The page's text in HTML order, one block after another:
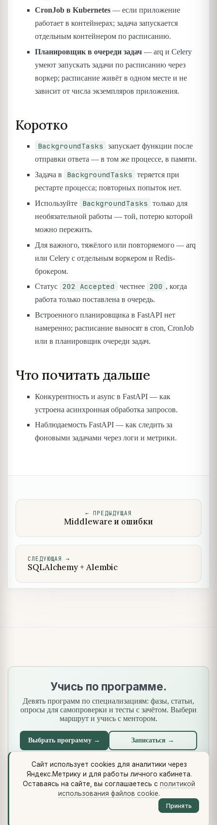
CronJob в Kubernetes — если приложение
работает в контейнерах; задача запускается
отдельным контейнером по расписанию.
Планировщик в очереди задач — arq и Celery
умеют запускать задачи по расписанию через
воркер; расписание живёт в одном месте и не
зависит от числа экземпляров приложения.
Коротко
BackgroundTasks
запускает функции после
отправки ответа — в том же процессе, в памяти.
Задача в
BackgroundTasks
теряется при
рестарте процесса; повторных попыток нет.
Используйте
BackgroundTasks
только для
необязательной работы — той, потерю которой
можно пережить.
Для важного, тяжёлого или повторяемого — arq
или Celery с отдельным воркером и Redis-
брокером.
Статус 202 Accepted честнее 200 , когда
работа только поставлена в очередь.
Встроенного планировщика в FastAPI нет
намеренно; расписание выносят в cron, CronJob
или в планировщик очереди задач.
Что почитать дальше
Конкурентность и async в FastAPI — как
устроена асинхронная обработка запросов.
Наблюдаемость FastAPI — как следить за
фоновыми задачами через логи и метрики.
← ПРЕДЫДУЩАЯ
Middleware и ошибки
СЛЕДУЮЩАЯ →
SQLAlchemy + Alembic
Учись по программе.
Девять программ по специализациям: фазы, статьи,
опросы для самопроверки и тесты с зачётом. Выбери
маршрут и учись с ментором.
Выбрать программу → Записаться →
Что нового Стандарты Сквозной кейс
Методология (Use Case Pattern)
Telegram
Политика cookie
Сайт использует cookies для аналитики через
Яндекс.Метрику и для работы личного кабинета.
Оставаясь на сайте, вы соглашаетесь с политикой
использования файлов cookie.
Принять